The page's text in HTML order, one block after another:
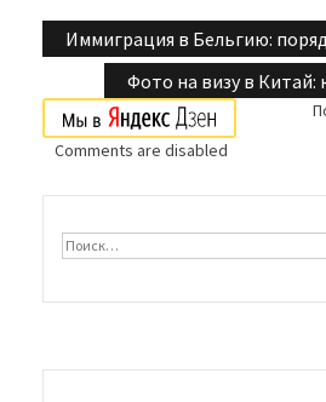
Навигация
по
записям
Иммиграция в Бельгию:
Фото на визу в Китай:
Comments are disabled
Найти: